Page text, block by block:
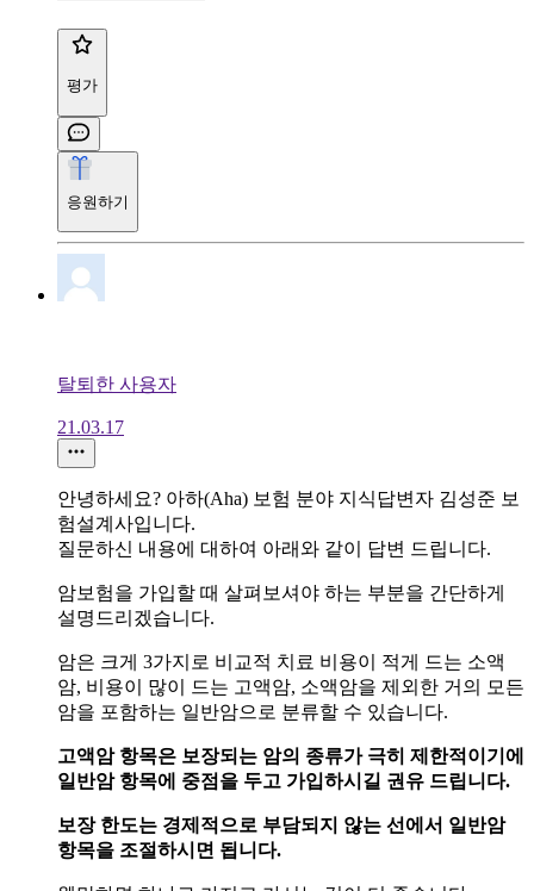
평가
응원하기
탈퇴한 사용자
21.03.17
안녕하세요? 아하(Aha) 보험 분야 지식답변자 김성준 보
험설계사입니다.
질문하신 내용에 대하여 아래와 같이 답변 드립니다.
암보험을 가입할 때 살펴보셔야 하는 부분을 간단하게
설명드리겠습니다.
암은 크게 3가지로 비교적 치료 비용이 적게 드는 소액
암, 비용이 많이 드는 고액암, 소액암을 제외한 거의 모든
암을 포함하는 일반암으로 분류할 수 있습니다.
고액암 항목은 보장되는 암의 종류가 극히 제한적이기에
일반암 항목에 중점을 두고 가입하시길 권유 드립니다.
보장 한도는 경제적으로 부담되지 않는 선에서 일반암
항목을 조절하시면 됩니다.